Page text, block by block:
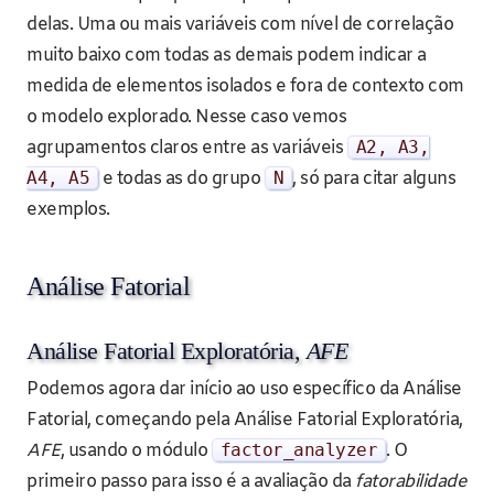
delas. Uma ou mais variáveis com nível de correlação
muito baixo com todas as demais podem indicar a
medida de elementos isolados e fora de contexto com
o modelo explorado. Nesse caso vemos
agrupamentos claros entre as variáveis
A2 , A3 ,
A4, A5 e todas as do grupo N , só para citar alguns
exemplos.
Análise Fatorial
Análise Fatorial Exploratória,AFE
Podemos agora dar início ao uso específico da Análise
Fatorial, começando pela Análise Fatorial Exploratória,
AFE, usando o módulo factor_analyzer . O
primeiro passo para isso é a avaliação da fatorabilidade